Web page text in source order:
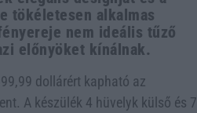
tökéletesen alkalmas
nem ideális tűző
előnyöket kínálnak.
dollárért kapható az
A készülék 4 hüvelyk külső és 7